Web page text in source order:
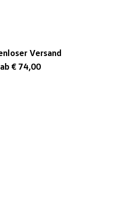
Versand
ab € 74,00